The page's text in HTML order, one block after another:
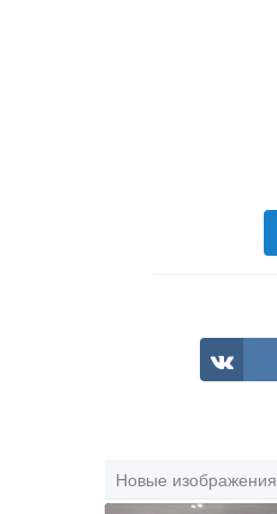
Новые изображения